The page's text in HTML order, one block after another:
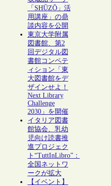
「SHŪZŌ」活
用講座」の鼎
談内容を公開
東京大学附属
図書館、第2
回デジタル図
書館コンペテ
ィション「東
大図書館をデ
ザインせよ！
Next Library
Challenge
2030」を開催
イタリア図書
館協会、乳幼
児向け読書推
進プロジェク
ト“TuttInLibro”：
全国ネットワ
ークが拡大
【イベント】